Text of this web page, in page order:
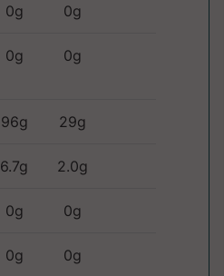
0g 0g
0g 0g
96g 29g
6.7g 2.0g
0g 0g
0g 0g